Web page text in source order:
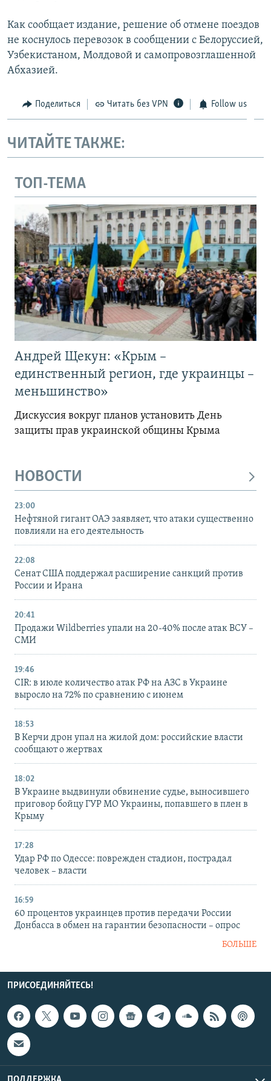
Как сообщает издание, решение об отмене поездов
не коснулось перевозок в сообщении с Белоруссией,
Узбекистаном, Молдовой и самопровозглашенной
Абхазией.
Поделиться Читать без VPN Follow us
ЧИТАЙТЕ ТАКЖЕ:
ТОП-ТЕМА
Андрей Щекун: «Крым –
единственный регион, где украинцы –
меньшинство»
Дискуссия вокруг планов установить День
защиты прав украинской общины Крыма
НОВОСТИ
23:00
Нефтяной гигант ОАЭ заявляет, что атаки существенно
повлияли на его деятельность
22:08
Сенат США поддержал расширение санкций против
России и Ирана
20:41
Продажи Wildberries упали на 20-40% после атак ВСУ –
СМИ
19:46
CIR: в июле количество атак РФ на АЗС в Украине
выросло на 72% по сравнению с июнем
18:53
В Керчи дрон упал на жилой дом: российские власти
сообщают о жертвах
18:02
В Украине выдвинули обвинение судье, выносившего
приговор бойцу ГУР МО Украины, попавшего в плен в
Крыму
17:28
Удар РФ по Одессе: поврежден стадион, пострадал
человек – власти
16:59
60 процентов украинцев против передачи России
Донбасса в обмен на гарантии безопасности – опрос
БОЛЬШЕ
ПРИСОЕДИНЯЙТЕСЬ!